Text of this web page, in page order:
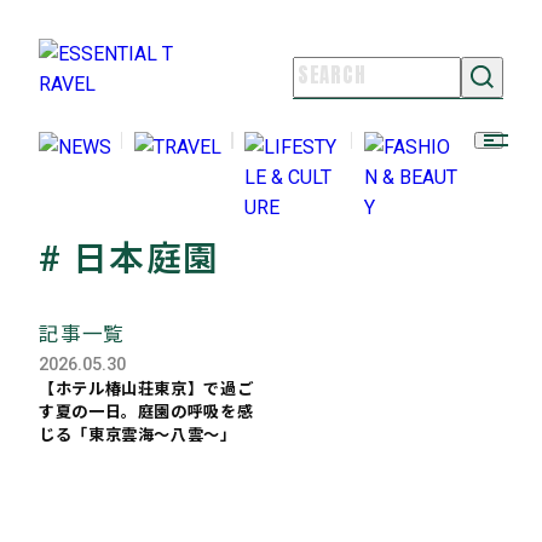
NEWS
TRAVEL
LIFESTYLE & CULTURE
FASHION & BEAUTY
FOLLOW US
# 日本庭園
記事一覧
2026.05.30
【ホテル椿山荘東京】で過ご
す夏の一日。庭園の呼吸を感
じる「東京雲海～八雲～」